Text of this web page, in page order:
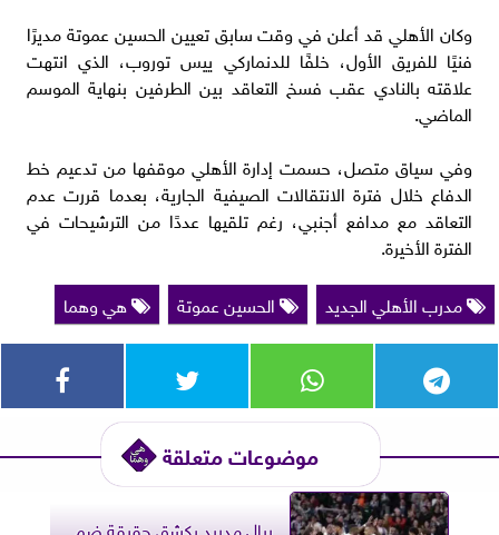
وكان الأهلي قد أعلن في وقت سابق تعيين الحسين عموتة مديرًا
فنيًا للفريق الأول، خلفًا للدنماركي ييس توروب، الذي انتهت
علاقته بالنادي عقب فسخ التعاقد بين الطرفين بنهاية الموسم
الماضي.
وفي سياق متصل، حسمت إدارة الأهلي موقفها من تدعيم خط
الدفاع خلال فترة الانتقالات الصيفية الجارية، بعدما قررت عدم
التعاقد مع مدافع أجنبي، رغم تلقيها عددًا من الترشيحات في
الفترة الأخيرة.
مدرب الأهلي الجديد
الحسين عموتة هي وهما
موضوعات متعلقة
ريال مدريد يكشق حقيقة ضم